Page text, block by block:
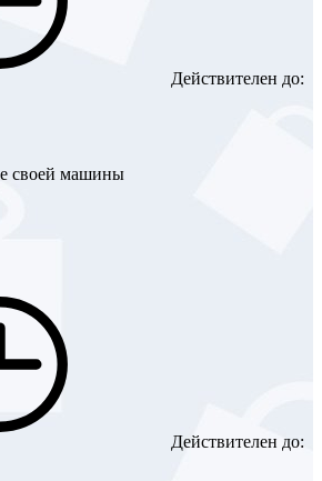
Действителен до:
своей машины
Действителен до: